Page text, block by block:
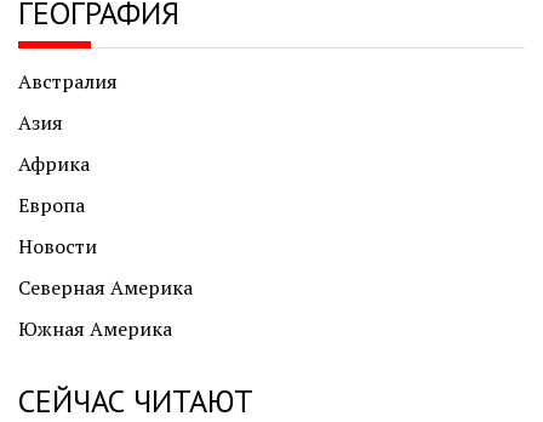
ГЕОГРАФИЯ
Австралия
Азия
Африка
Европа
Новости
Северная Америка
Южная Америка
СЕЙЧАС ЧИТАЮТ